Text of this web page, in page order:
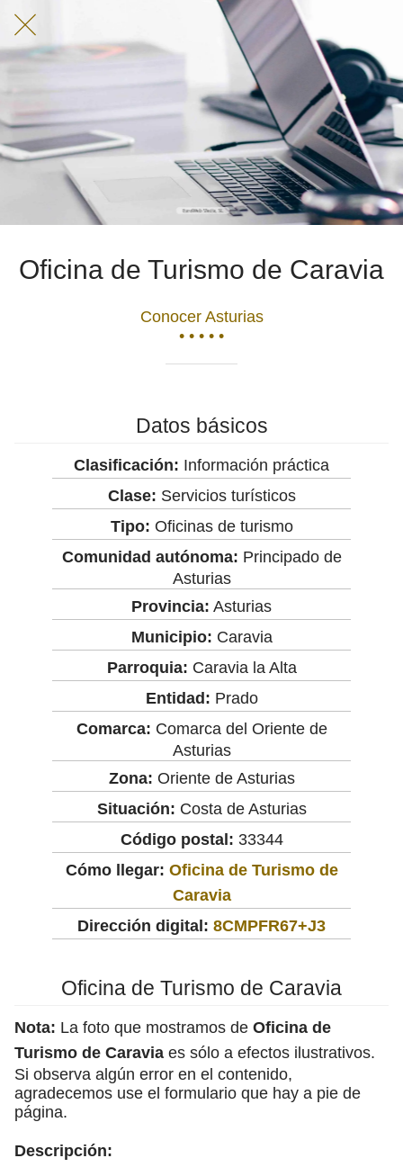
Oficina de Turismo de Caravia
Conocer Asturias
• • • • •
Datos básicos
Clasificación: Información práctica
Clase: Servicios turísticos
Tipo: Oficinas de turismo
Comunidad autónoma: Principado de
Asturias
Provincia: Asturias
Municipio: Caravia
Parroquia: Caravia la Alta
Entidad: Prado
Comarca: Comarca del Oriente de
Asturias
Zona: Oriente de Asturias
Situación: Costa de Asturias
Código postal: 33344
Cómo llegar: Oficina de Turismo de
Caravia
Dirección digital: 8CMPFR67+J3
Oficina de Turismo de Caravia
Nota: La foto que mostramos de Oficina de
Turismo de Caravia es sólo a efectos ilustrativos.
Si observa algún error en el contenido,
agradecemos use el formulario que hay a pie de
página.
Descripción: